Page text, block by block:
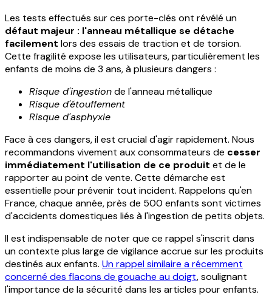
Les tests effectués sur ces porte-clés ont révélé un
défaut majeur : l'anneau métallique se détache
facilement lors des essais de traction et de torsion.
Cette fragilité expose les utilisateurs, particulièrement les
enfants de moins de 3 ans, à plusieurs dangers :
Risque d'ingestionde l'anneau métallique
Risque d'étouffement
Risque d'asphyxie
Face à ces dangers, il est crucial d'agir rapidement. Nous
recommandons vivement aux consommateurs de cesser
immédiatement l'utilisation de ce produit et de le
rapporter au point de vente. Cette démarche est
essentielle pour prévenir tout incident. Rappelons qu'en
France, chaque année, près de 500 enfants sont victimes
d'accidents domestiques liés à l'ingestion de petits objets.
Il est indispensable de noter que ce rappel s'inscrit dans
un contexte plus large de vigilance accrue sur les produits
destinés aux enfants. Un rappel similaire a récemment
concerné des flacons de gouache au doigt, soulignant
l'importance de la sécurité dans les articles pour enfants.